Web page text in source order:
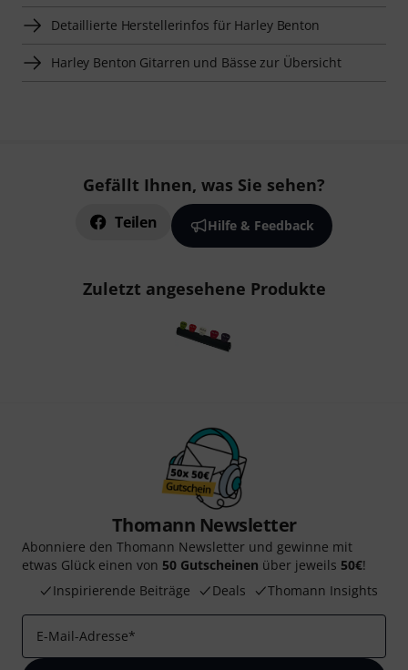
Detaillierte Herstellerinfos für Harley Benton
Harley Benton Gitarren und Bässe zur Übersicht
Gefällt Ihnen, was Sie sehen?
Teilen Hilfe & Feedback
Zuletzt angesehene Produkte
Thomann Newsletter
Abonniere den Thomann Newsletter und gewinne mit
etwas Glück einen von 50 Gutscheinen über jeweils 50€!
Inspirierende Beiträge
Deals Thomann Insights
E-Mail-Adresse*